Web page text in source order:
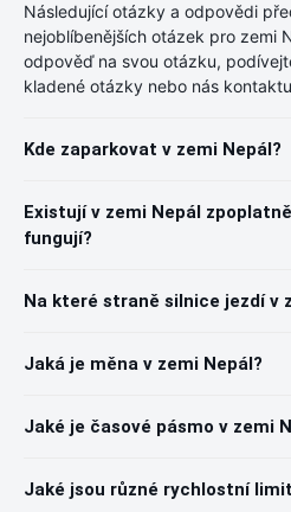
Následující otázky a odpovědi
nejoblíbenějších otázek pro zemi
odpověď na svou otázku,
kladené otázky nebo nás
Kde zaparkovat v zemi Nepál?
Existují v zemi Nepál
fungují?
Na které straně silnice jezdí v
Jaká je měna v zemi Nepál?
Jaké je časové pásmo v zemi
Jaké jsou různé rychlostní